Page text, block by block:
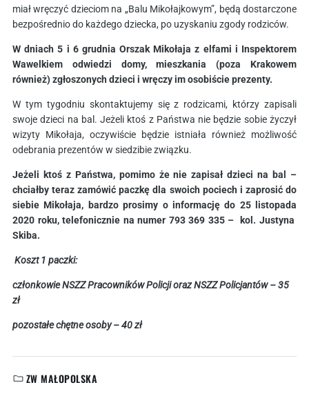
miał wręczyć dzieciom na „Balu Mikołajkowym”, będą dostarczone
bezpośrednio do każdego dziecka, po uzyskaniu zgody rodziców.
W dniach 5 i 6 grudnia Orszak Mikołaja z elfami i Inspektorem
Wawelkiem odwiedzi domy, mieszkania (poza Krakowem
również) zgłoszonych dzieci i wręczy im osobiście prezenty.
W tym tygodniu skontaktujemy się z rodzicami, którzy zapisali
swoje dzieci na bal. Jeżeli ktoś z Państwa nie będzie sobie życzył
wizyty Mikołaja, oczywiście będzie istniała również możliwość
odebrania prezentów w siedzibie związku.
Jeżeli ktoś z Państwa, pomimo że nie zapisał dzieci na bal –
chciałby teraz zamówić paczkę dla swoich pociech i zaprosić do
siebie Mikołaja, bardzo prosimy o informację do 25 listopada
2020 roku, telefonicznie na numer 793 369 335 – kol. Justyna
Skiba.
Koszt 1 paczki:
członkowie NSZZ Pracowników Policji oraz NSZZ Policjantów – 35
zł
pozostałe chętne osoby – 40 zł
KATEGORIE:
ZW MAŁOPOLSKA